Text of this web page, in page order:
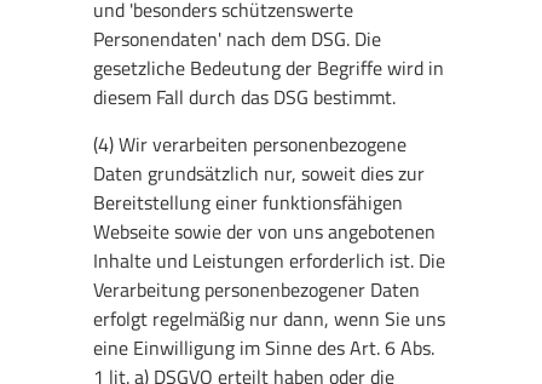
und 'besonders schützenswerte
Personendaten' nach dem DSG. Die
gesetzliche Bedeutung der Begriffe wird in
diesem Fall durch das DSG bestimmt.
(4) Wir verarbeiten personenbezogene
Daten grundsätzlich nur, soweit dies zur
Bereitstellung einer funktionsfähigen
Webseite sowie der von uns angebotenen
Inhalte und Leistungen erforderlich ist. Die
Verarbeitung personenbezogener Daten
erfolgt regelmäßig nur dann, wenn Sie uns
eine Einwilligung im Sinne des Art. 6 Abs.
1 lit. a) DSGVO erteilt haben oder die